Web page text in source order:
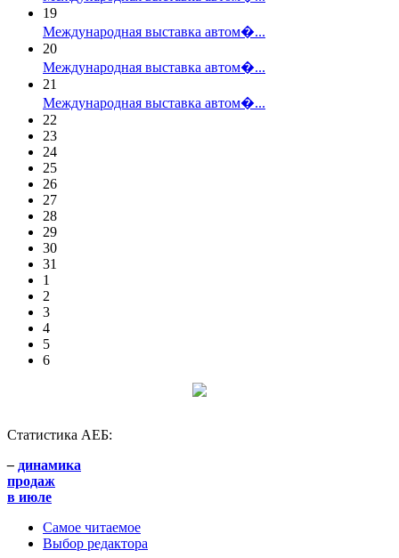
19
Международная выставка автом�...
20
Международная выставка автом�...
21
Международная выставка автом�...
22
23
24
25
26
27
28
29
30
31
1
2
3
4
5
6
Статистика АЕБ:
– динамика
продаж
в июле
Самое читаемое
Выбор редактора